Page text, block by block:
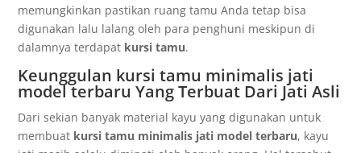
memungkinkan pastikan ruang tamu Anda tetap bisa
digunakan lalu lalang oleh para penghuni meskipun di
dalamnya terdapat kursi tamu.
Keunggulan kursi tamu minimalis jati
model terbaru Yang Terbuat Dari Jati Asli
Dari sekian banyak material kayu yang digunakan untuk
membuat kursi tamu minimalis jati model terbaru, kayu